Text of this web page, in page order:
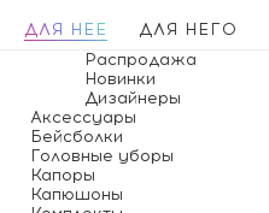
ДЛЯ НЕЕ ДЛЯ НЕГО
Распродажа
Новинки
Дизайнеры
Аксессуары
Бейсболки
Головные уборы
Капоры
Капюшоны